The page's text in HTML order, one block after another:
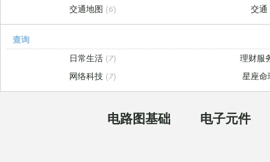
交通地图 (6) 交通
查询
日常生活 (7)
理财服
网络科技 (7) 星座
电路图基础 电子元件